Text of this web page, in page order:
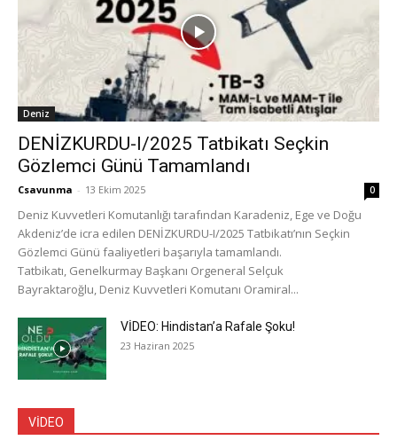
Deniz
DENİZKURDU-I/2025 Tatbikatı Seçkin
Gözlemci Günü Tamamlandı
Csavunma - 13 Ekim 2025 0
Deniz Kuvvetleri Komutanlığı tarafından Karadeniz, Ege ve Doğu
Akdeniz’de icra edilen DENİZKURDU-I/2025 Tatbikatı’nın Seçkin
Gözlemci Günü faaliyetleri başarıyla tamamlandı.
Tatbikatı, Genelkurmay Başkanı Orgeneral Selçuk
Bayraktaroğlu, Deniz Kuvvetleri Komutanı Oramiral...
VİDEO: Hindistan’a Rafale Şoku!
23 Haziran 2025
VİDEO